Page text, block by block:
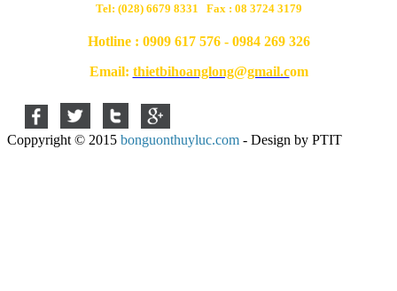
Tel: (028) 6679 8331 Fax : 08 3724 3179
Hotline : 0909 617 576 - 0984 269 326
Email: thietbihoanglong@gmail.com
Coppyright © 2015 bonguonthuyluc.com - Design by PTIT